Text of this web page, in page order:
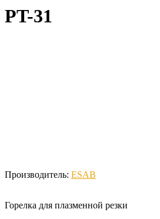
PT-31
Производитель: ESAB
Горелка для плазменной резки